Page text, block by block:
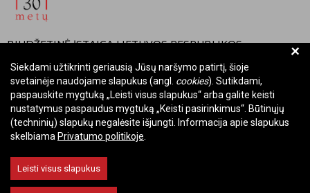
BIUDŽETINĖ ĮSTAIGA LIETUVOS RESPUBLIKOS
VALSTYBINĖ KULTŪROS PAVELDO KOMISIJA
Įmonės kodas: Juridinių asmenų registre 288700520
Adresas: Rūdninkų g. 13, 01135 Vilnius
Telefonas: +370 699 13972
El. paštas: komisija@vkpk.lt
BENDRAUKIME
+
Siekdami užtikrinti geriausią Jūsų naršymo patirtį, šioje
svetainėje naudojame slapukus (angl. cookies). Sutikdami,
paspauskite mygtuką „Leisti visus slapukus“ arba galite keisti
nustatymus paspaudus mygtuką „Keisti pasirinkimus“. Būtinųjų
(techninių) slapukų negalėsite išjungti. Informacija apie slapukus
skelbiama Privatumo politikoje
Leisti visus slapukus